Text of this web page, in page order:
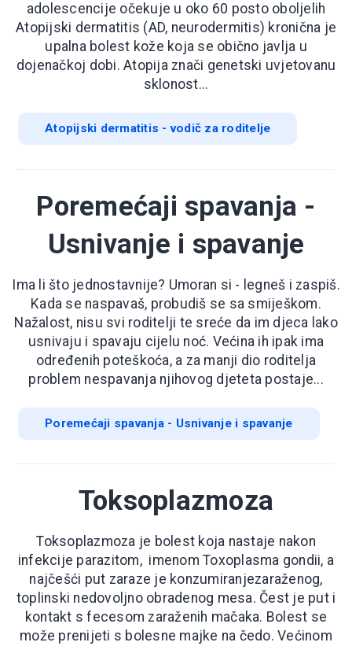
adolescencije očekuje u oko 60 posto oboljelih
Atopijski dermatitis (AD, neurodermitis) kronična je
upalna bolest kože koja se obično javlja u
dojenačkoj dobi. Atopija znači genetski uvjetovanu
sklonost...
Atopijski dermatitis - vodič za roditelje
Poremećaji spavanja -
Usnivanje i spavanje
Ima li što jednostavnije? Umoran si - legneš i zaspiš.
Kada se naspavaš, probudiš se sa smiješkom.
Nažalost, nisu svi roditelji te sreće da im djeca lako
usnivaju i spavaju cijelu noć. Većina ih ipak ima
određenih poteškoća, a za manji dio roditelja
problem nespavanja njihovog djeteta postaje...
Poremećaji spavanja - Usnivanje i spavanje
Toksoplazmoza
Toksoplazmoza je bolest koja nastaje nakon
infekcije parazitom, imenom Toxoplasma gondii, a
najčešći put zaraze je konzumiranjezaraženog,
toplinski nedovoljno obradenog mesa. Čest je put i
kontakt s fecesom zaraženih mačaka. Bolest se
može prenijeti s bolesne majke na čedo. Većinom